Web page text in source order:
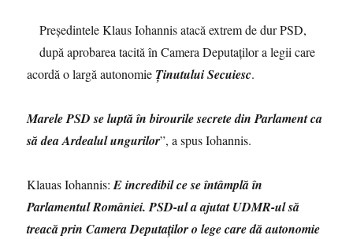
Iohannis.
rest,
manele
cuprinde
Preşedintele Klaus Iohannis atacă extrem de dur PSD,
după aprobarea tacită în Camera Deputaţilor a legii care
acordă o largă autonomie Ţinutului Secuiesc.
Marele PSD se luptă în birourile secrete din Parlament ca
să dea Ardealul ungurilor”, a spus Iohannis.
Klauas Iohannis:E incredibil ce se întâmplă în
Parlamentul României. PSD-ul a ajutat UDMR-ul să
treacă prin Camera Deputaților o lege care dă autonomie